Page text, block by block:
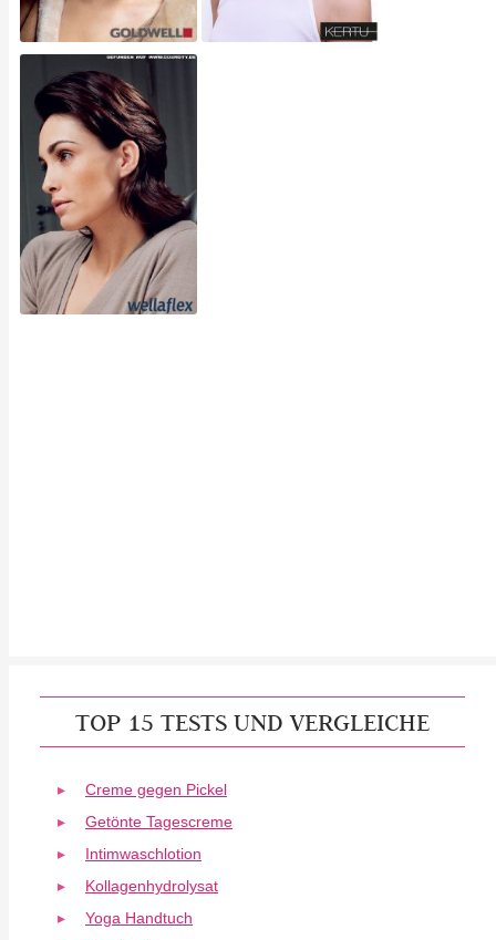
TOP 15 TESTS UND VERGLEICHE
Creme gegen Pickel
Getönte Tagescreme
Intimwaschlotion
Kollagenhydrolysat
Yoga Handtuch